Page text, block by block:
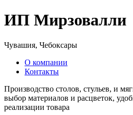
ИП Мирзовалли
Чувашия, Чебоксары
О компании
Контакты
Производство столов, стульев, и
выбор материалов и расцветок,
реализации товара